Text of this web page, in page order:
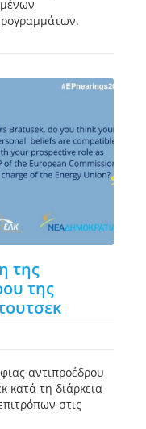
της
της
αντιπροέδρου
κατά τη διάρκεια
στις